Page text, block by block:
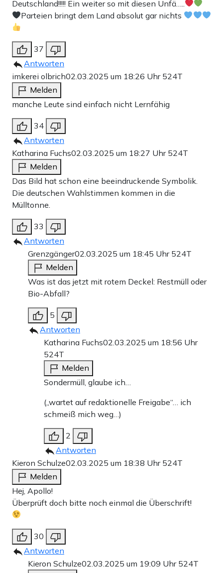
Deutschland!!!!! Ein weiter so mit diesen Unfä…..
Parteien bringt dem Land absolut gar nichts
37
Antworten
imkerei olbrich02.03.2025 um 18:26 Uhr 524T
Melden
manche Leute sind einfach nicht Lernfähig
34
Antworten
Katharina Fuchs02.03.2025 um 18:27 Uhr 524T
Melden
Das Bild hat schon eine beeindruckende Symbolik.
Die deutschen Wahlstimmen kommen in die
Mülltonne.
33
Antworten
Grenzgänger02.03.2025 um 18:45 Uhr 524T
Melden
Was ist das jetzt mit rotem Deckel: Restmüll oder
Bio-Abfall?
5
Antworten
Katharina Fuchs02.03.2025 um 18:56 Uhr
524T
Melden
Sondermüll, glaube ich…
(„wartet auf redaktionelle Freigabe“… ich
schmeiß mich weg…)
2
Antworten
Kieron Schulze02.03.2025 um 18:38 Uhr 524T
Melden
Hej, Apollo!
Überprüft doch bitte noch einmal die Überschrift!
30
Antworten
Kieron Schulze02.03.2025 um 19:09 Uhr 524T